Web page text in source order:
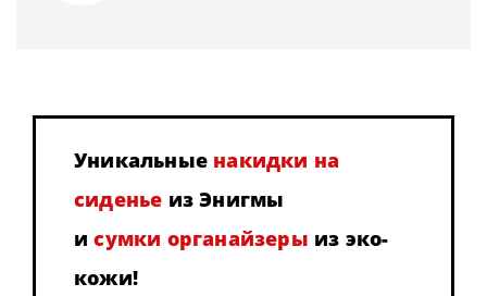
Уникальные накидки на
сиденье из Энигмы
исумки органайзеры из эко-
кожи!